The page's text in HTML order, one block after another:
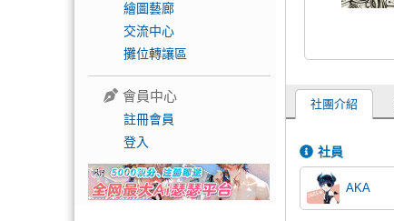
繪圖藝廊
交流中心
攤位轉讓區
會員中心
註冊會員
登入
社團介紹
社員
AKA